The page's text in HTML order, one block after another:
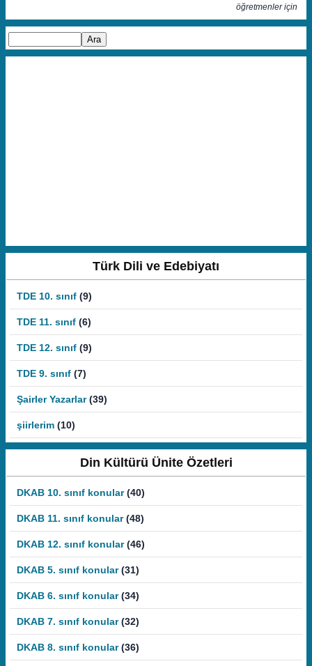
öğretmenler için
Türk Dili ve Edebiyatı
TDE 10. sınıf (9)
TDE 11. sınıf (6)
TDE 12. sınıf (9)
TDE 9. sınıf (7)
Şairler Yazarlar (39)
şiirlerim (10)
Din Kültürü Ünite Özetleri
DKAB 10. sınıf konular (40)
DKAB 11. sınıf konular (48)
DKAB 12. sınıf konular (46)
DKAB 5. sınıf konular (31)
DKAB 6. sınıf konular (34)
DKAB 7. sınıf konular (32)
DKAB 8. sınıf konular (36)